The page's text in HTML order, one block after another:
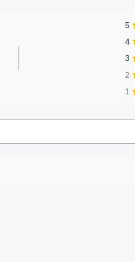
5
4
3
2
1